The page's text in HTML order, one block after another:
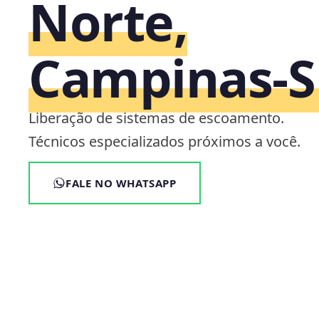
Norte,
Liberação de sistemas de escoamento.
Técnicos especializados próximos a você.
FALE NO WHATSAPP